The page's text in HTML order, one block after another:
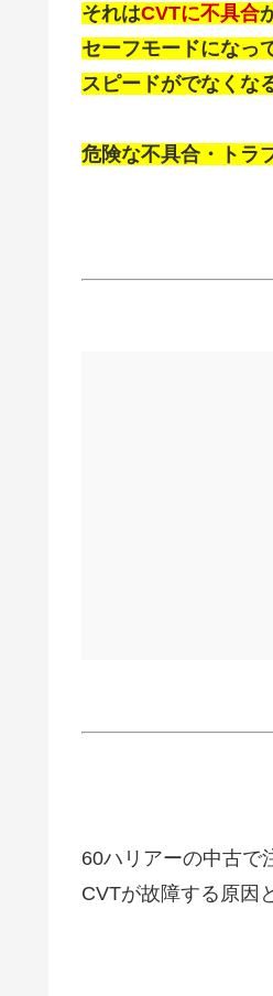
それはCVTに不具合
セーフモードになっ
スピードがでなくな
危険な不具合・トラ
60ハリアーの中古で
CVTが故障する原因